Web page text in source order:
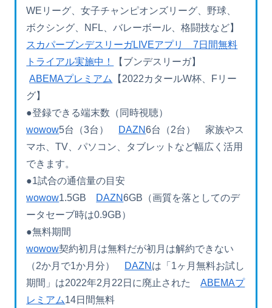
WEリーグ、女子チャンピオンズリーグ、野球、
ボクシング、NFL、バレーボール、格闘技など】
スカパーブンデスリーガLIVEアプリ 7日間無料
トライアル実施中！
【ブンデスリーガ】
ABEMAプレミアム
【2022カタールW杯、Fリー
グ】
●登録できる端末数（同時視聴）
wowow5台（3台） DAZN6台（2台） 家族やス
マホ、TV、パソコン、タブレットなど幅広く活用
できます。
●1試合の通信量の目安
wowow1.5GB DAZN6GB（画質を落としてのデ
ータセーブ時は0.9GB）
●無料期間
wowow契約初月は無料だが初月は解約できない
（2か月で1か月分） DAZN は「1ヶ月無料お試し
期間」は2022年2月22日に廃止されたABEMAプ
レミアム14日間無料